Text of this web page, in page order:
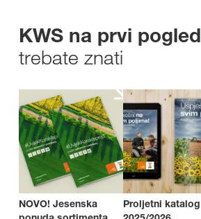
KWS na prvi pogled
trebate znati
NOVO! Jesenska
Proljetni katalog